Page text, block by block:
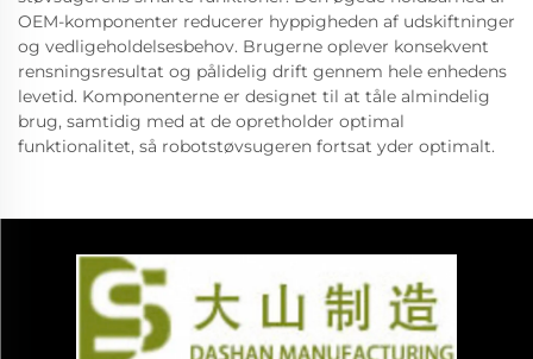
OEM-komponenter reducerer hyppigheden af udskiftninger
og vedligeholdelsesbehov. Brugerne oplever konsekvent
rensningsresultat og pålidelig drift gennem hele enhedens
levetid. Komponenterne er designet til at tåle almindelig
brug, samtidig med at de opretholder optimal
funktionalitet, så robotstøvsugeren fortsat yder optimalt.